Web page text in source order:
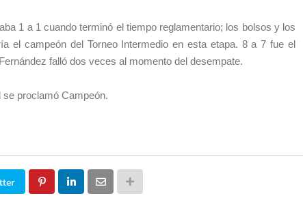
1 a 1 cuando terminó el tiempo reglamentario; los bolsos y los
el campeón del Torneo Intermedio en esta etapa. 8 a 7 fue el
falló dos veces al momento del desempate.
proclamó Campeón.